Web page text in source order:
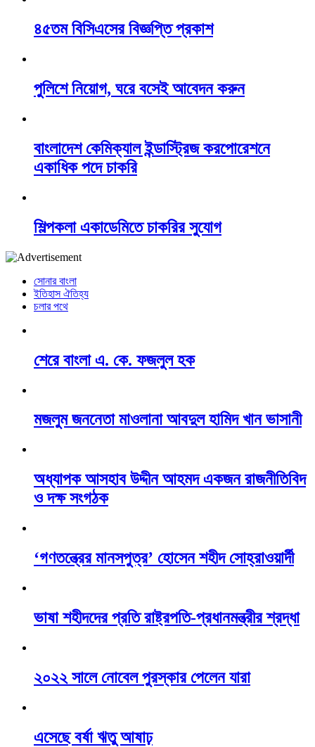
৪৫তম বিসিএসের বিজ্ঞপ্তি প্রকাশ
পুলিশে নিয়োগ, ঘরে বসেই আবেদন করুন
বাংলাদেশ কেমিক্যাল ইন্ডাস্ট্রিজ করপোরেশনে
একাধিক পদে চাকরি
শিল্পকলা একাডেমিতে চাকরির সুযোগ
সোনার বাংলা
ইতিহাস ঐতিহ্য
চলার পথে
শেরে বাংলা এ. কে. ফজলুল হক
মজলুম জননেতা মাওলানা আবদুল হামিদ খান ভাসানী
অধ্যাপক আসহাব উদ্দীন আহমদ একজন রাজনীতিবিদ
ও দক্ষ সংগঠক
‘গণতন্ত্রের মানসপুত্র’ হোসেন শহীদ সোহ্‌রাওয়ার্দী
ভাষা শহীদদের প্রতি রাষ্ট্রপতি-প্রধানমন্ত্রীর শ্রদ্ধা
২০২২ সালে নোবেল পুরস্কার পেলেন যারা
এসেছে বর্ষা ঋতু আষাঢ়